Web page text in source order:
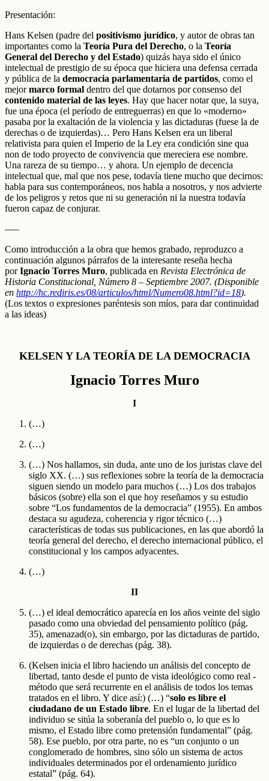
Presentación:
Hans Kelsen (padre del positivismo jurídico, y autor de obras tan
importantes como la Teoría Pura del Derecho, o la Teoría
General del Derecho y del Estado) quizás haya sido el único
intelectual de prestigio de su época que hiciera una defensa cerrada
y pública de la democracia parlamentaria de partidos, como el
mejormarco formal dentro del que dotarnos por consenso del
contenido material de las leyes. Hay que hacer notar que, la suya,
fue una época (el período de entreguerras) en que lo «moderno»
pasaba por la exaltación de la violencia y las dictaduras (fuese la de
derechas o de izquierdas)… Pero Hans Kelsen era un liberal
relativista para quien el Imperio de la Ley era condición sine qua
non de todo proyecto de convivencia que mereciera ese nombre.
Una rareza de su tiempo… y ahora. Un ejemplo de decencia
intelectual que, mal que nos pese, todavía tiene mucho que decirnos:
habla para sus contemporáneos, nos habla a nosotros, y nos advierte
de los peligros y retos que ni su generación ni la nuestra todavía
fueron capaz de conjurar.
—–
Como introducción a la obra que hemos grabado, reproduzco a
continuación algunos párrafos de la interesante reseña hecha
porIgnacio Torres Muro, publicada en Revista Electrónica de
Historia Constitucional, Número 8 – Septiembre 2007. (Disponible
en http://hc.rediris.es/08/articulos/html/Numero08.html?id=18).
(Los textos o expresiones paréntesis son míos, para dar continuidad
a las ideas)
KELSEN Y LA TEORÍA DE LA DEMOCRACIA
Ignacio Torres Muro
I
(…)
(…)
(…) Nos hallamos, sin duda, ante uno de los juristas clave del
siglo XX. (…) sus reflexiones sobre la teoría de la democracia
siguen siendo un modelo para muchos (…) Los dos trabajos
básicos (sobre) ella son el que hoy reseñamos y su estudio
sobre “Los fundamentos de la democracia” (1955). En ambos
destaca su agudeza, coherencia y rigor técnico (…)
características de todas sus publicaciones, en las que abordó la
teoría general del derecho, el derecho internacional público, el
constitucional y los campos adyacentes.
(…)
II
(…) el ideal democrático aparecía en los años veinte del siglo
pasado como una obviedad del pensamiento político (pág.
35), amenazad(o), sin embargo, por las dictaduras de partido,
de izquierdas o de derechas (pág. 38).
(Kelsen inicia el libro haciendo un análisis del concepto de
libertad, tanto desde el punto de vista ideológico como real -
método que será recurrente en el análisis de todos los temas
tratados en el libro. Y dice así:) (…) “solo es libre el
ciudadano de un Estado libre. En el lugar de la libertad del
individuo se sitúa la soberanía del pueblo o, lo que es lo
mismo, el Estado libre como pretensión fundamental” (pág.
58). Ese pueblo, por otra parte, no es “un conjunto o un
conglomerado de hombres, sino sólo un sistema de actos
individuales determinados por el ordenamiento jurídico
estatal” (pág. 64).